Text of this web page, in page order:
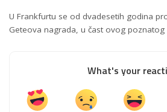
U Frankfurtu se od dvadesetih godina
Geteova nagrada, u čast ovog poznatog
What's your